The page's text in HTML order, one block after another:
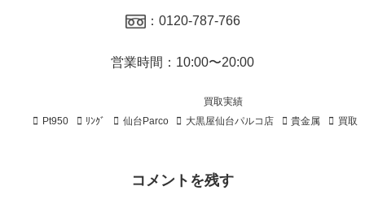
：0120-787-766
営業時間：10:00〜20:00
買取実績
Pt950 ﾘﾝｸﾞ 仙台Parco 大黒屋仙台パルコ店 貴金属 買取
コメントを残す